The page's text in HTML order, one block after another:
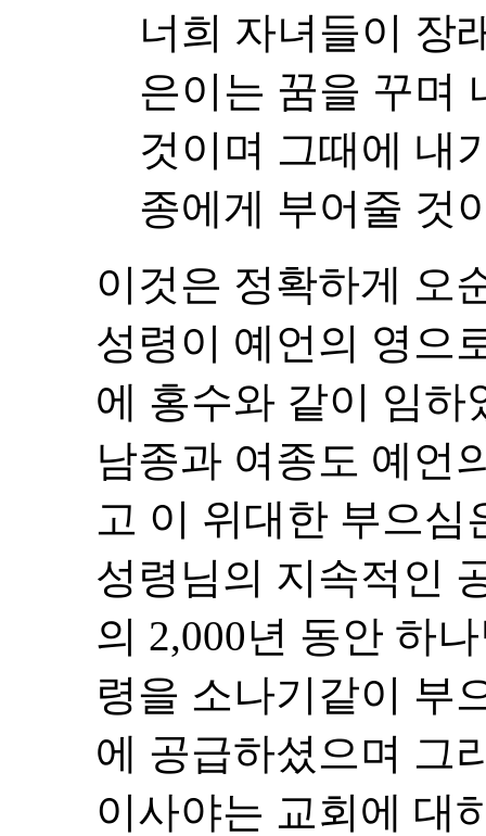
너희 자녀들이 장
은이는 꿈을 꾸며
것이며 그때에 내
종에게 부어줄 것
이것은 정확하게 오
성령이 예언의 영으
에 홍수와 같이 임하
남종과 여종도 예언
고 이 위대한 부으
성령님의 지속적인
의 2,000년 동안 하
령을 소나기같이 부
에 공급하셨으며 그
이사야는 교회에 대